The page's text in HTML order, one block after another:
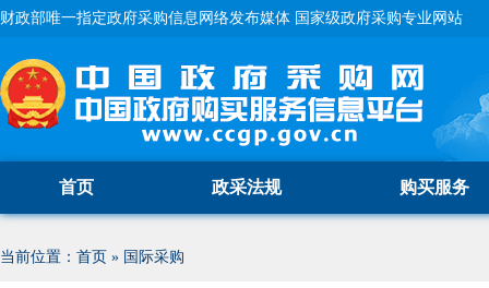
财政部唯一指定政府采购信息网络发布媒体 国家级政府采购专业网站
首页 政采法规 购买服务
当前位置： 首页 » 国际采购